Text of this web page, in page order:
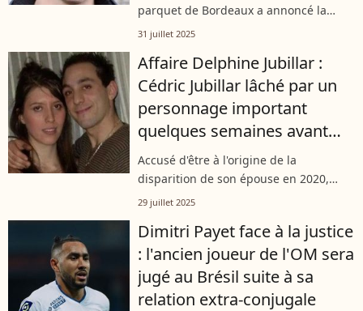
parquet de Bordeaux a annoncé la
réouverture d'une enquête "sur
volontaires" commis par Bertrand
Cantat avant...
31 juillet 2025
Affaire Delphine Jubillar :
Cédric Jubillar lâché par un
personnage important
quelques semaines avant
l'ouverture de son procès
Accusé d'être à l'origine de la
disparition de son épouse en 2020,
dont le corps n'a jamais été retrouvé
prochainement jugé devant la cour
d’assises...
29 juillet 2025
Dimitri Payet face à la justice
: l'ancien joueur de l'OM sera
jugé au Brésil suite à sa
relation extra-conjugale